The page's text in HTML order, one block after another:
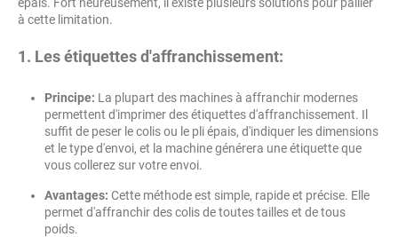
à cette limitation.
1. Les étiquettes d'affranchissement:
Principe: La plupart des machines à affranchir modernes
permettent d'imprimer des étiquettes d'affranchissement. Il
suffit de peser le colis ou le pli épais, d'indiquer les dimensions
et le type d'envoi, et la machine générera une étiquette que
vous collerez sur votre envoi.
Avantages: Cette méthode est simple, rapide et précise. Elle
permet d'affranchir des colis de toutes tailles et de tous
poids.